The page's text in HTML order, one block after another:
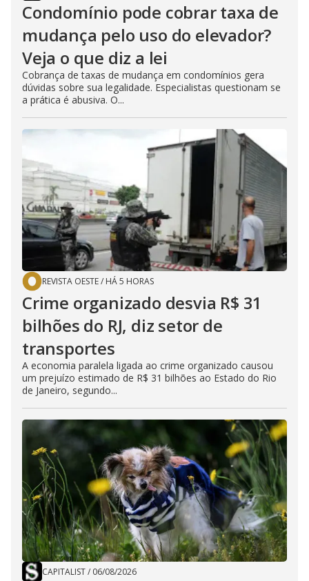
Condomínio pode cobrar taxa de
mudança pelo uso do elevador?
Veja o que diz a lei
Cobrança de taxas de mudança em condomínios gera
dúvidas sobre sua legalidade. Especialistas questionam se
a prática é abusiva. O...
REVISTA OESTE/ HÁ 5 HORAS
Crime organizado desvia R$ 31
bilhões do RJ, diz setor de
transportes
A economia paralela ligada ao crime organizado causou
um prejuízo estimado de R$ 31 bilhões ao Estado do Rio
de Janeiro, segundo...
CAPITALIST/ 06/08/2026